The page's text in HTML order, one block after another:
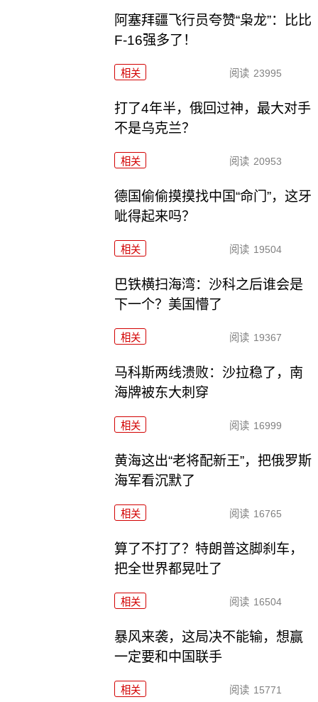
阿塞拜疆飞行员夸赞“枭龙”：比比
F-16强多了！
相关 阅读 23995
打了4年半，俄回过神，最大对手
不是乌克兰？
相关 阅读 20953
德国偷偷摸摸找中国“命门”，这牙
呲得起来吗？
相关 阅读 19504
巴铁横扫海湾：沙科之后谁会是
下一个？美国懵了
相关 阅读 19367
马科斯两线溃败：沙拉稳了，南
海牌被东大刺穿
相关 阅读 16999
黄海这出“老将配新王”，把俄罗斯
海军看沉默了
相关 阅读 16765
算了不打了？特朗普这脚刹车，
把全世界都晃吐了
相关 阅读 16504
暴风来袭，这局决不能输，想赢
一定要和中国联手
相关 阅读 15771